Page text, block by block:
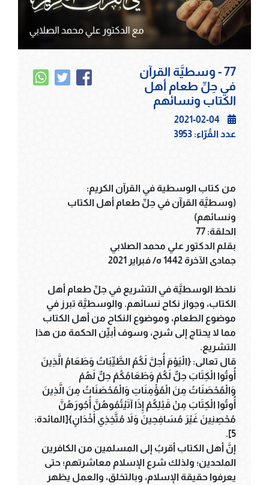
77 - وسطيَّة القرآن
في حِلِّ طعام أهل
الكتاب ونسائهم
2021-02-04
عدد القُرّاء: 3953
من كتاب الوسطية في القرآن الكريم:
(وسطيَّة القرآن في حِلِّ طعام أهل الكتاب
ونسائهم)
الحلقة: 77
بقلم الدكتور علي محمد الصلابي
جمادى الآخرة 1442 ه/ فبراير 2021
نلحظ الوسطيَّة في التشريع في حِلِّ طعام أهل
الكتاب، وجواز نكاح نسائهم. والوسطيَّة تبرز في
موضوع الطعام، وموضوع النكاح من أهل الكتاب
مما لا يحتاج إلى شرح، وسوف أبيِّن الحكمة من هذا
التشريع.
قال تعالى: {الْيَوْمَ أُحِلَّ لَكُمُ الطَّيِّبَاتُ وَطَعَامُ الَّذِينَ
أُوتُوا الْكِتَابَ حِلٌّ لَكُمْ وَطَعَامُكُمْ حِلٌّ لَهُمْ
وَالْمُحْصَنَاتُ مِنَ الْمُؤْمِنَاتِ وَالْمُحْصَنَاتُ مِنَ الَّذِينَ
أُوتُوا الْكِتَابَ مِنْ قَبْلِكُمْ إِذَا آتَيْتُمُوهُنَّ أُجُورَهُنَّ
مُحْصِنِينَ غَيْرَ مُسَافِحِينَ وَلاَ مُتَّخِذِي أَخْدَانٍ}[المائدة:
5].
إنَّ أهل الكتاب أقربُ إلى المسلمين من الكافرين
الملحدين؛ ولذلك شرع الإسلام معاشرتهم؛ حتى
يعرفوا حقيقة الإسلام، وبالتخلق، والعمل يظهر